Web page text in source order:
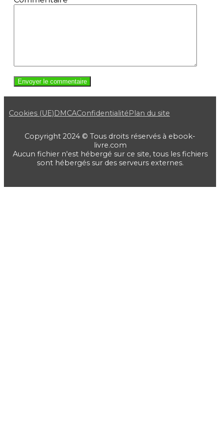
Cookies (UE)DMCAConfidentialitéPlan du site
Copyright 2024 © Tous droits réservés à ebook-
livre.com
Aucun fichier n'est hébergé sur ce site, tous les fichiers
sont hébergés sur des serveurs externes.